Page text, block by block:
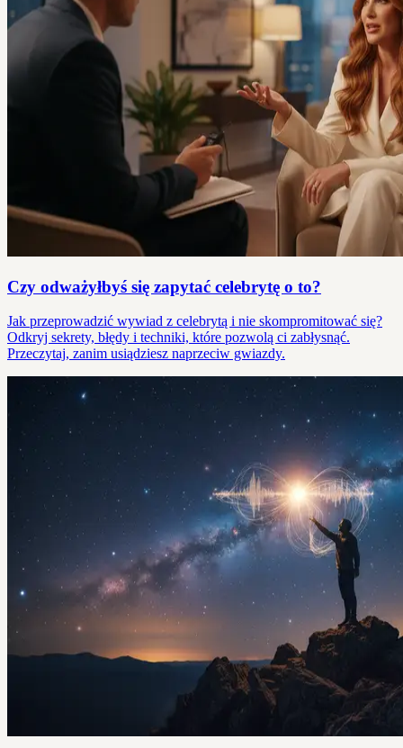
Czy odważyłbyś się zapytać celebrytę o to?
Jak przeprowadzić wywiad z celebrytą i nie skompromitować się?
Odkryj sekrety, błędy i techniki, które pozwolą ci zabłysnąć.
Przeczytaj, zanim usiądziesz naprzeciw gwiazdy.